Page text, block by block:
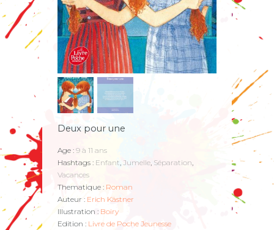
Deux pour une
Age : 9 à 11 ans
Hashtags : Enfant Jumelle Séparation
Vacances
Thematique : Roman
Auteur : Erich Kästner
Illustration : Boiry
Edition : Livre de Poche Jeunesse